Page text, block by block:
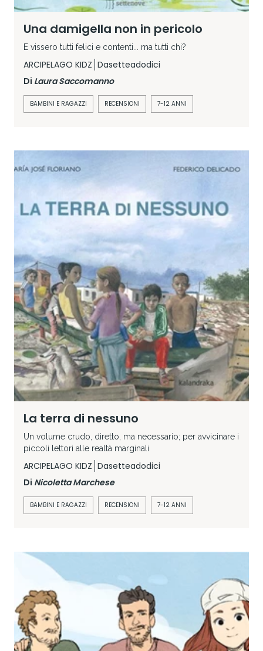
Una damigella non in pericolo
E vissero tutti felici e contenti... ma tutti chi?
ARCIPELAGO KIDZ Dasetteadodici
Di Laura Saccomanno
BAMBINI E RAGAZZI RECENSIONI 7-12 ANNI
La terra di nessuno
Un volume crudo, diretto, ma necessario; per avvicinare i
piccoli lettori alle realtà marginali
ARCIPELAGO KIDZ Dasetteadodici
Di Nicoletta Marchese
BAMBINI E RAGAZZI RECENSIONI 7-12 ANNI